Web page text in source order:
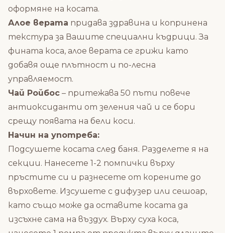
оформяне на косата.
Алое верата придава здравина и копринена
текстура за Вашите специални къдрици. За
фината коса, алое верата се грижи като
добавя още плътност и по-лесна
управляемост.
Чай Ройбос – притежава 50 пъти повече
антиоксиданти от зеления чай и се бори
срещу появата на бели коси.
Начин на употреба:
Подсушете косата след баня. Разделете я на
секции. Нанесете 1-2 помпички върху
пръстите си и разнесете от корените до
върховете. Изсушете с дифузер или сешоар,
като също може да оставите косата да
изсъхне сама на въздух. Върху суха коса,